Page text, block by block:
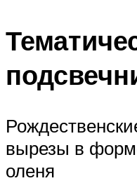
вырезы в
оленя